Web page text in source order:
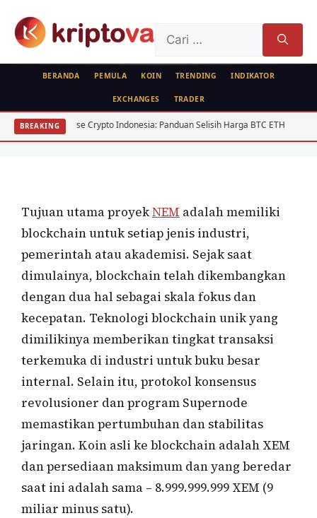
untuk:
BERANDA PEMULA KOIN TRENDING INDIKATOR
EXCHANGES TRADER
BREAKING
Crypto Indonesia: Panduan Selisih Harga BTC ETH USD/IDR
KOIN
NEM
Tujuan utama proyekNEM adalah memiliki
blockchain untuk setiap jenis industri,
pemerintah atau akademisi. Sejak saat
dimulainya, blockchain telah dikembangkan
dengan dua hal sebagai skala fokus dan
kecepatan. Teknologi blockchain unik yang
dimilikinya memberikan tingkat transaksi
terkemuka di industri untuk buku besar
internal. Selain itu, protokol konsensus
revolusioner dan program Supernode
memastikan pertumbuhan dan stabilitas
jaringan. Koin asli ke blockchain adalah XEM
dan persediaan maksimum dan yang beredar
saat ini adalah sama – 8.999.999.999 XEM (9
miliar minus satu).